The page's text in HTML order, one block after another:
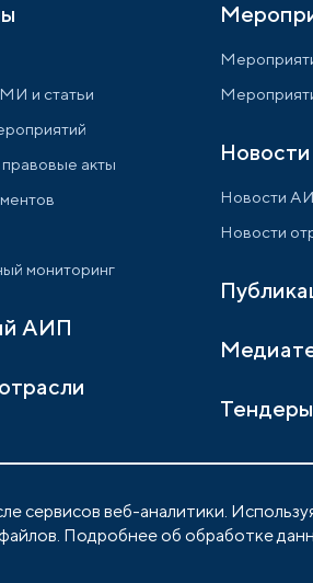
и статьи
акты
мониторинг
АИП
Новости
Новости
Новости
Тендеры
сервисов веб-аналитики.
Подробнее об обработке